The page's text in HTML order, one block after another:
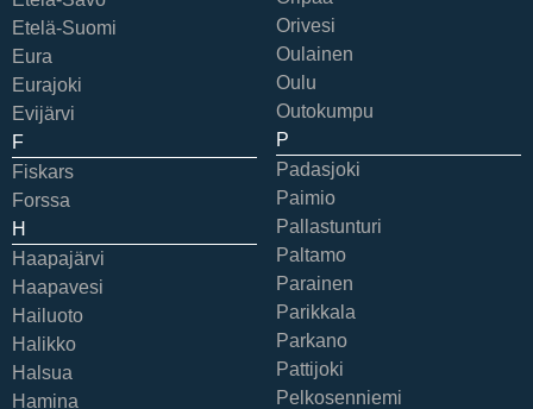
Etelä-Suomi
Eura
Eurajoki
Evijärvi
F
Fiskars
Forssa
H
Haapajärvi
Haapavesi
Hailuoto
Halikko
Halsua
Hamina
Orivesi
Oulainen
Oulu
Outokumpu
P
Padasjoki
Paimio
Pallastunturi
Paltamo
Parainen
Parikkala
Parkano
Pattijoki
Pelkosenniemi